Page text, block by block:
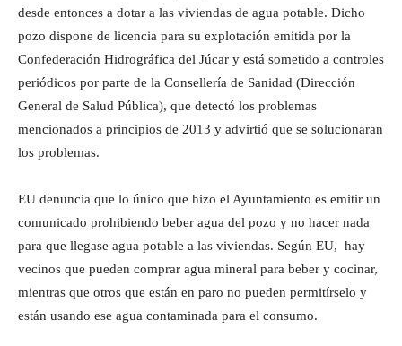
desde entonces a dotar a las viviendas de agua potable. Dicho
pozo dispone de licencia para su explotación emitida por la
Confederación Hidrográfica del Júcar y está sometido a controles
periódicos por parte de la Consellería de Sanidad (Dirección
General de Salud Pública), que detectó los problemas
mencionados a principios de 2013 y advirtió que se solucionaran
los problemas.
EU denuncia que lo único que hizo el Ayuntamiento es emitir un
comunicado prohibiendo beber agua del pozo y no hacer nada
para que llegase agua potable a las viviendas. Según EU, hay
vecinos que pueden comprar agua mineral para beber y cocinar,
mientras que otros que están en paro no pueden permitírselo y
están usando ese agua contaminada para el consumo.